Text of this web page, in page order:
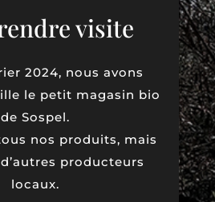
visite
2024, nous avons
le petit magasin bio
de Sospel.
nos produits, mais
producteurs
locaux.